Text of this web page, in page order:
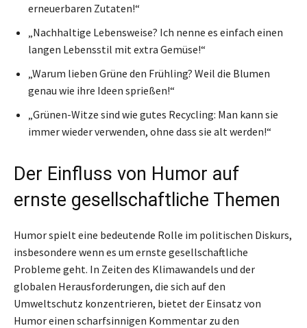
erneuerbaren Zutaten!“
„Nachhaltige Lebensweise? Ich nenne es einfach einen
langen Lebensstil mit extra Gemüse!“
„Warum lieben Grüne den Frühling? Weil die Blumen
genau wie ihre Ideen sprießen!“
„Grünen-Witze sind wie gutes Recycling: Man kann sie
immer wieder verwenden, ohne dass sie alt werden!“
Der Einfluss von Humor auf
ernste gesellschaftliche Themen
Humor spielt eine bedeutende Rolle im politischen Diskurs,
insbesondere wenn es um ernste gesellschaftliche
Probleme geht. In Zeiten des Klimawandels und der
globalen Herausforderungen, die sich auf den
Umweltschutz konzentrieren, bietet der Einsatz von
Humor einen scharfsinnigen Kommentar zu den